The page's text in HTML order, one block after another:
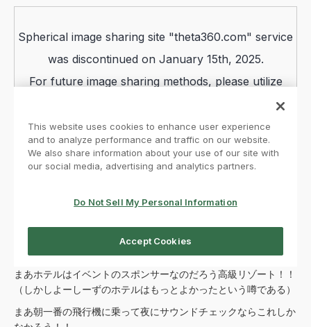
まあホテルはイベントのスポンサーなのだろう高級リゾート！！
（しかしよーしーずのホテルはもっとよかったという噂である）
まあ朝一番の飛行機に乗って夜にサウンドチェックならこれしか